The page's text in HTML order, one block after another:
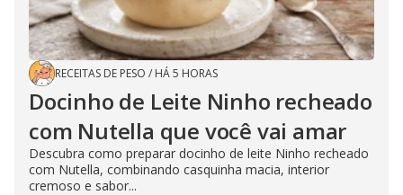
RECEITAS DE PESO / HÁ 5 HORAS
Docinho de Leite Ninho recheado
com Nutella que você vai amar
Descubra como preparar docinho de leite Ninho recheado
com Nutella, combinando casquinha macia, interior
cremoso e sabor...